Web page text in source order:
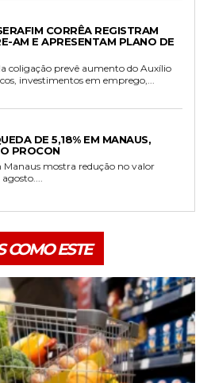
CORRÊA REGISTRAM
AM E APRESENTAM PLANO DE
coligação prevê aumento do Auxílio
investimentos em emprego,...
DE 5,18% EM MANAUS,
PROCON
mostra redução no valor
COMO ESTE